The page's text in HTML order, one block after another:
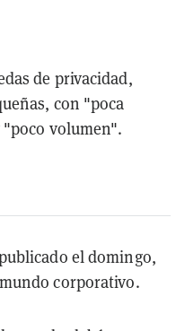
de privacidad,
con "poca
volumen".
el domingo,
corporativo.